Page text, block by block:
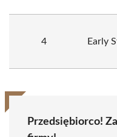
4 Early
Przedsiębiorco!